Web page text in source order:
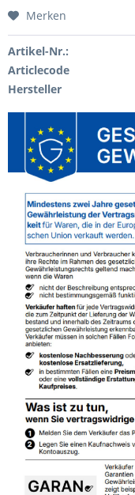
Merken
Artikel-Nr.:
Articlecode
Hersteller